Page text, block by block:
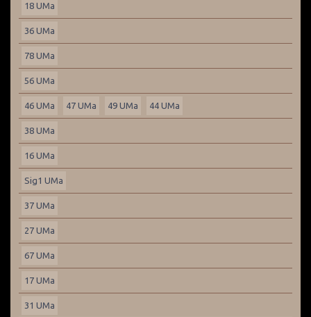
18 UMa
36 UMa
78 UMa
56 UMa
46 UMa 47 UMa 49 UMa 44 UMa
38 UMa
16 UMa
Sig1 UMa
37 UMa
27 UMa
67 UMa
17 UMa
31 UMa